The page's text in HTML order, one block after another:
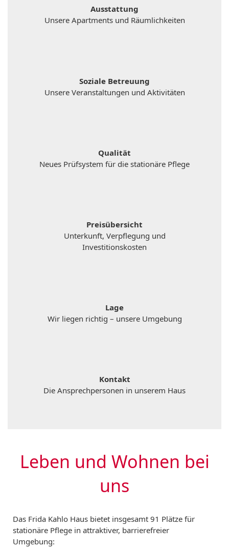
Ausstattung
Unsere Apartments und Räumlichkeiten
Soziale Betreuung
Unsere Veranstaltungen und Aktivitäten
Qualität
Neues Prüfsystem für die stationäre Pflege
Preisübersicht
Unterkunft, Verpflegung und
Investitionskosten
Lage
Wir liegen richtig – unsere Umgebung
Kontakt
Die Ansprechpersonen in unserem Haus
Leben und Wohnen bei
uns
Das Frida Kahlo Haus bietet insgesamt 91 Plätze für
stationäre Pflege in attraktiver, barrierefreier
Umgebung: